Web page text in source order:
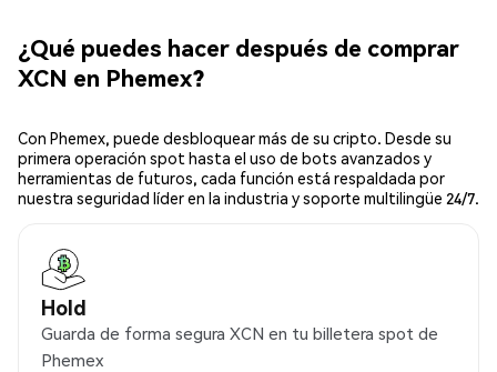
¿Qué puedes hacer después de comprar
XCN en Phemex?
Con Phemex, puede desbloquear más de su cripto. Desde su
primera operación spot hasta el uso de bots avanzados y
herramientas de futuros, cada función está respaldada por
nuestra seguridad líder en la industria y soporte multilingüe 24/7.
Hold
Guarda de forma segura XCN en tu billetera spot de
Phemex